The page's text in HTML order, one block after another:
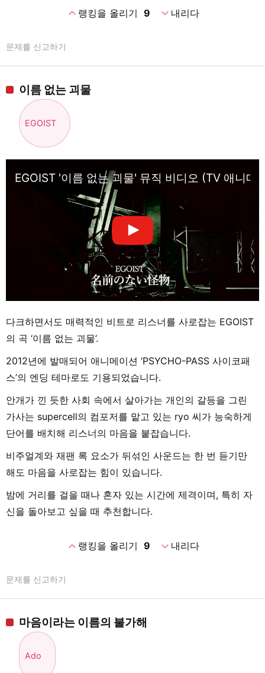
expand_less랭킹을 올리기 9 expand_more내리다
문제를 신고하기
이름 없는 괴물
EGOIST
EGOIST '이름 없는 괴물' 뮤직 비디오 (TV 애니메
다크하면서도 매력적인 비트로 리스너를 사로잡는 EGOIST
의 곡 ‘이름 없는 괴물’.
2012년에 발매되어 애니메이션 ‘PSYCHO-PASS 사이코패
스’의 엔딩 테마로도 기용되었습니다.
안개가 낀 듯한 사회 속에서 살아가는 개인의 갈등을 그린
가사는 supercell의 컴포저를 맡고 있는 ryo 씨가 능숙하게
단어를 배치해 리스너의 마음을 붙잡습니다.
비주얼계와 재팬 록 요소가 뒤섞인 사운드는 한 번 듣기만
해도 마음을 사로잡는 힘이 있습니다.
밤에 거리를 걸을 때나 혼자 있는 시간에 제격이며, 특히 자
신을 돌아보고 싶을 때 추천합니다.
expand_less랭킹을 올리기 9 expand_more내리다
문제를 신고하기
마음이라는 이름의 불가해
Ado